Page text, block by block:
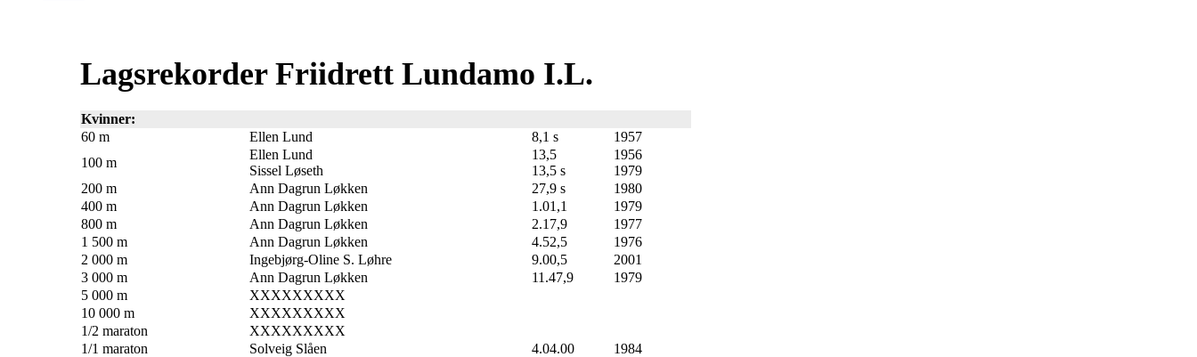
Lagsrekorder Friidrett Lundamo I.L.
Kvinner:
60 m
Ellen Lund 8,1 s
1957
100 m
Ellen Lund
Sissel Løseth
13,5
13,5 s
1956
1979
200 m
Ann Dagrun Løkken 27,9 s
1980
400 m
Ann Dagrun Løkken 1.01,1
1979
800 m
Ann Dagrun Løkken 2.17,9
1977
1 500 m
Ann Dagrun Løkken 4.52,5
1976
2 000 m
Ingebjørg-Oline S. Løhre 9.00,5
2001
3 000 m
Ann Dagrun Løkken 11.47,9
1979
5 000 m
XXXXXXXXX
10 000 m
XXXXXXXXX
1/2 maraton
XXXXXXXXX
1/1 maraton
Solveig Slåen 4.04.00
1984